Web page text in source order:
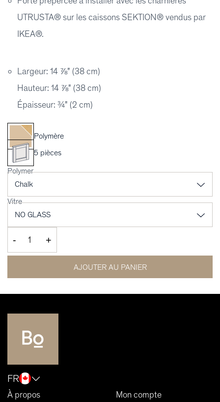
UTRUSTA® sur les caissons SEKTION® vendus par
IKEA®.
Largeur: 14 ⅞" (38 cm)
Hauteur: 14 ⅞" (38 cm)
Épaisseur: ¾" (2 cm)
Polymère
5 pièces
Polymer
Vitre
- +
AJOUTER AU PANIER
FR
À propos Mon compte